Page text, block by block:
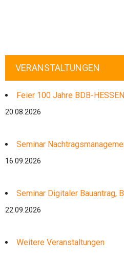
VERANSTALTUNGEN
Feier 100 Jahre BDB-
20.08.2026
Seminar
16.09.2026
Seminar Digitaler Bauantrag,
22.09.2026
Weitere Veranstaltungen